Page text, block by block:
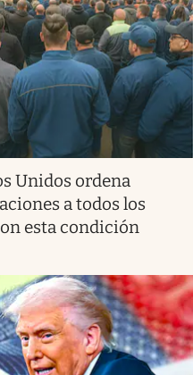
Unidos ordena
a todos los
esta condición